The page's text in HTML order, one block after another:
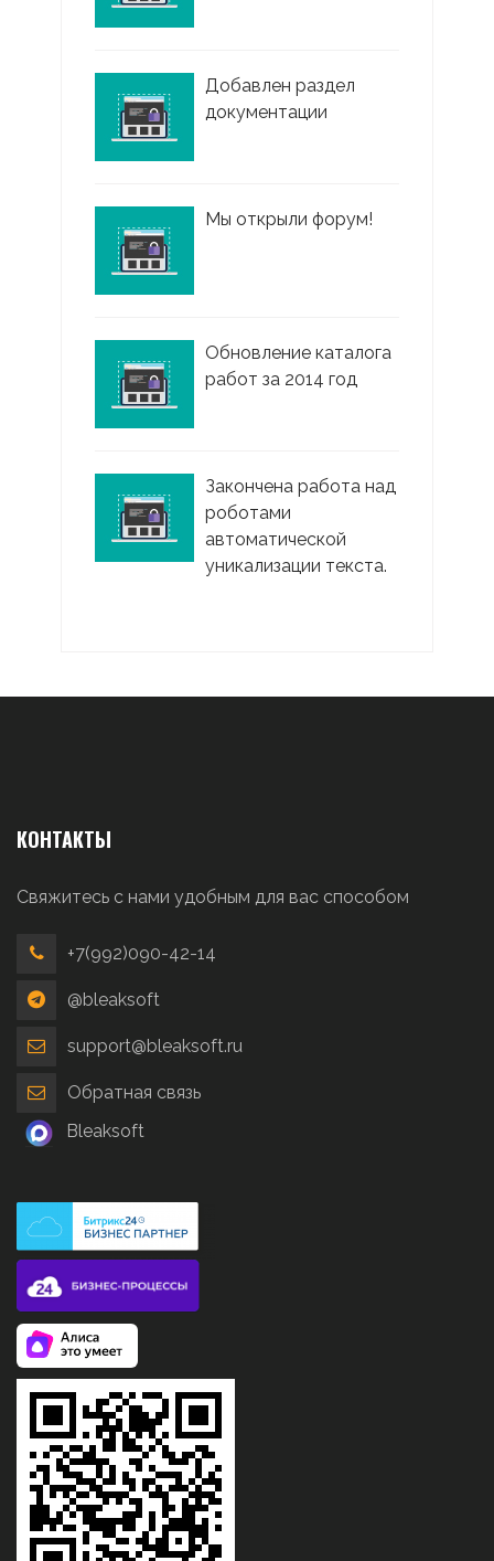
Добавлен раздел
документации
Мы открыли форум!
Обновление каталога
работ за 2014 год
Закончена работа над
роботами
автоматической
уникализации текста.
КОНТАКТЫ
Свяжитесь с нами удобным для вас способом
+7(992)090-42-14
@bleaksoft
support@bleaksoft.ru
Обратная связь
Bleaksoft